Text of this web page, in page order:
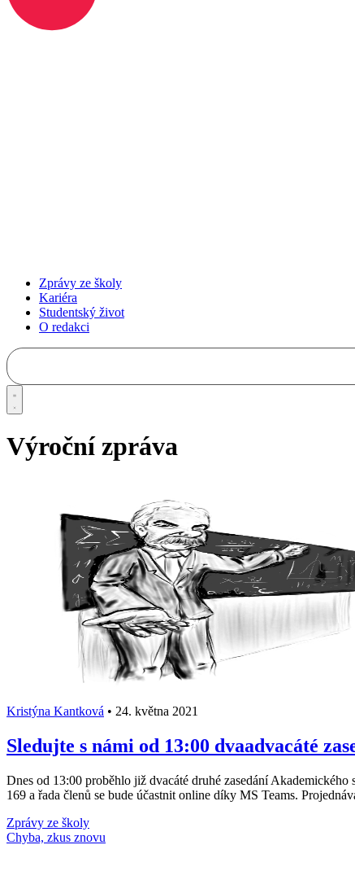
Zprávy ze školy
Kariéra
Studentský život
O redakci
Výroční zpráva
Kristýna Kantková • 24. května 2021
Sledujte s námi od 13:00 dvaadvacáté
Dnes od 13:00 proběhlo již dvacáté druhé zasedání
169 a řada členů se bude účastnit online díky MS Teams.
Zprávy ze školy
Načti další články